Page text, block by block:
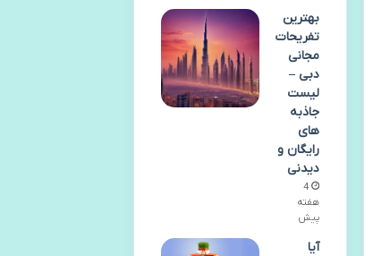
بهترین
تفریحات
مجانی
دبی –
لیست
جاذبه
های
رایگان و
دیدنی
4
هفته
پیش
آیا